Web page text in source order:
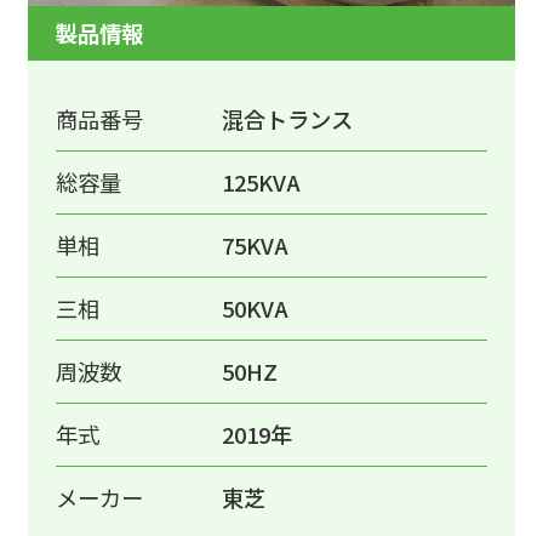
製品情報
商品番号
混合トランス
総容量
125KVA
単相
75KVA
三相
50KVA
周波数
50HZ
年式
2019年
メーカー
東芝